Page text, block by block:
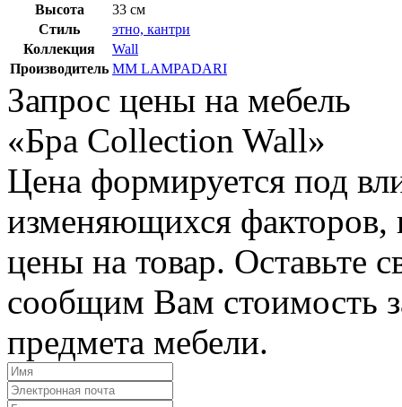
Высота
33 см
Стиль
этно, кантри
Коллекция
Wall
Производитель MM LAMPADARI
Запрос цены на мебель
«Бра Collection Wall»
Цена формируется под
изменяющихся факторов,
цены на товар. Оставьте
сообщим Вам стоимость
предмета мебели.